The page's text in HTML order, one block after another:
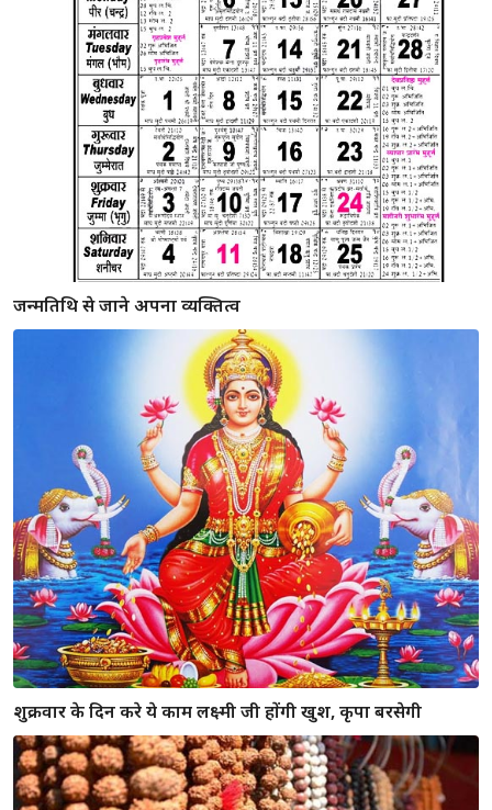
रविवार को खाई मछली बनेगी आर्थिक तंगी का कारण
भूत बाधा निवारण के 8 टोटके